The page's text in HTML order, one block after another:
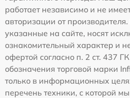
работает независимо и не
авторизации от
указанные на сайте, носят
ознакомительный характер и
офертой согласно п. 2 ст. 437
обозначения торговой марки
только в информационных
перечень техники, с которой